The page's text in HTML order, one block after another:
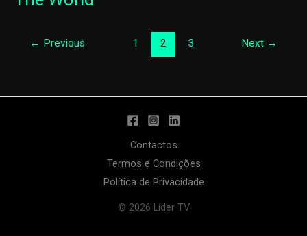
← Previous 1 2 3 Next →
Contactos
Termos e Condições
Política de Privacidade
© 2026 Líder TV